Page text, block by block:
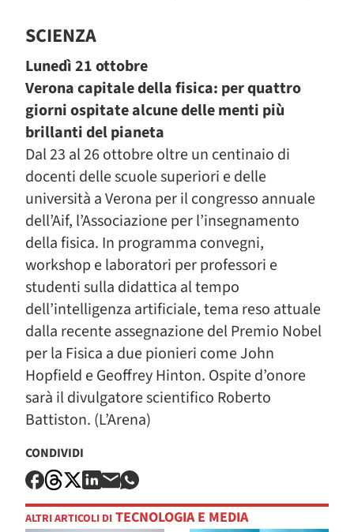
SCIENZA
Lunedì 21 ottobre
Verona capitale della fisica: per quattro
giorni ospitate alcune delle menti più
brillanti del pianeta
Dal 23 al 26 ottobre oltre un centinaio di
docenti delle scuole superiori e delle
università a Verona per il congresso annuale
dell’Aif, l’Associazione per l’insegnamento
della fisica. In programma convegni,
workshop e laboratori per professori e
studenti sulla didattica al tempo
dell’intelligenza artificiale, tema reso attuale
dalla recente assegnazione del Premio Nobel
per la Fisica a due pionieri come John
Hopfield e Geoffrey Hinton. Ospite d’onore
sarà il divulgatore scientifico Roberto
Battiston. (L’Arena)
CONDIVIDI
ALTRI ARTICOLI DI TECNOLOGIA E MEDIA